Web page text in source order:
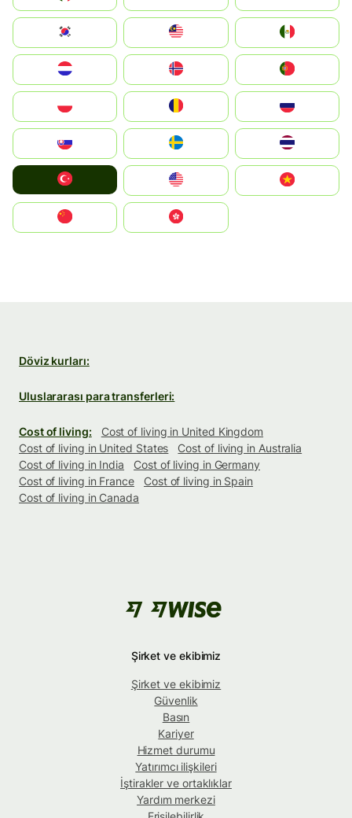
South Korea
United States
中國香港特別行政區
Döviz kurları:
Uluslararası para transferleri:
Cost of living:
Cost of living in United Kingdom
Cost of living in United States
Cost of living in Australia
Cost of living in India
Cost of living in Germany
Cost of living in France
Cost of living in Spain
Cost of living in Canada
Şirket ve ekibimiz
Şirket ve ekibimiz
Güvenlik
Basın
Kariyer
Hizmet durumu
Yatırımcı ilişkileri
İştirakler ve ortaklıklar
Yardım merkezi